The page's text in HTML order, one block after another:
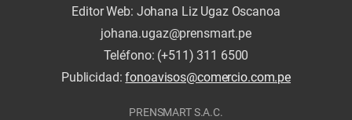
Editor Web: Johana Liz Ugaz Oscanoa
johana.ugaz@prensmart.pe
Teléfono: (+511) 311 6500
Publicidad:fonoavisos@comercio.com.pe
PRENSMART S.A.C.